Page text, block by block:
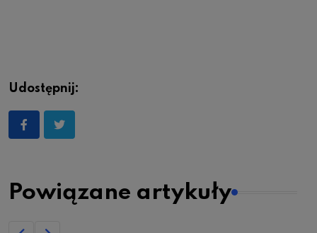
Udostępnij:
Powiązane artykuły